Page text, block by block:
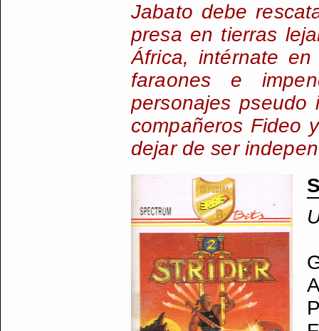
Jabato debe
presa en tierras
África, intérnate
faraones e
personajes pseudo
compañeros Fideo
dejar de ser